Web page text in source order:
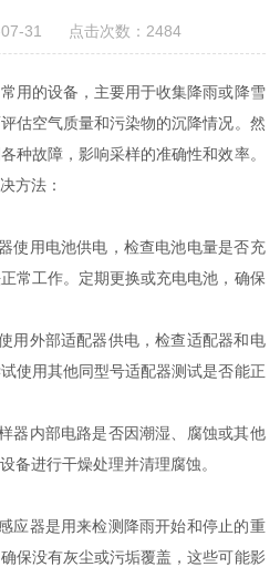
07-31 点击次数：2484
的设备，主要用于收集降雨或降雪
估空气质量和污染物的沉降情况。然
种故障，影响采样的准确性和效率。
方法：
用电池供电，检查电池电量是否充
常工作。定期更换或充电电池，确保
外部适配器供电，检查适配器和电
使用其他同型号适配器测试是否能正
内部电路是否因潮湿、腐蚀或其他
备进行干燥处理并清理腐蚀。
器是用来检测降雨开始和停止的重
保没有灰尘或污垢覆盖，这些可能影